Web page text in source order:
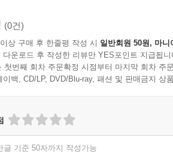
(0건)
상 구매 후 한줄평 작성 시 일반회원 50원, 마니
다운로드 후 작성한 리뷰만 YES포인트 지급됩니
첫번째 회차 주문확정 시점부터 마지막 회차 주
이백, CD/LP, DVD/Blu-ray, 패션 및 판매금지 상
글 기준 50자까지 작성가능